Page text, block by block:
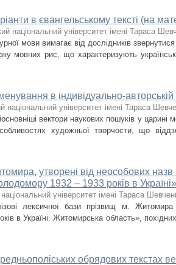
в євангельському тексті (на
національний університет імені Тараса
мови вимагає від дослідників
мовних рис, що характеризують
в індивідуально-
національний університет імені Тараса
вектори наукових пошуків у царині
художньої творчости, що
утворені від неособових назв
1932 – 1933 років в
університет імені Тараса
лексичної бази прізвищ м. Житомира
в Україні. Житомирська область»,
обрядових текстах